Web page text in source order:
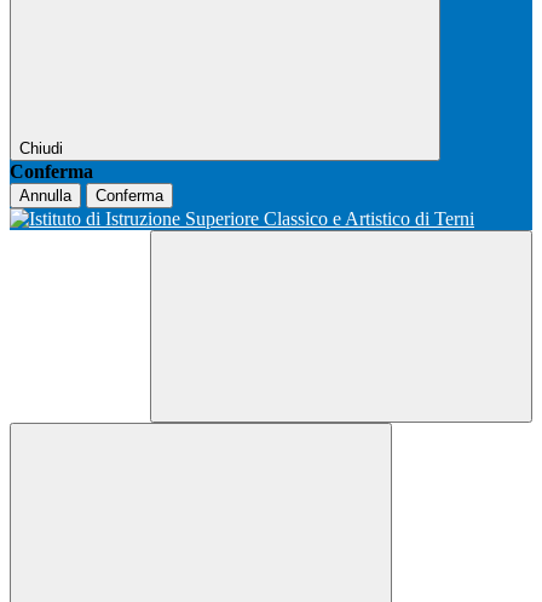
Chiudi
Conferma
Annulla Conferma